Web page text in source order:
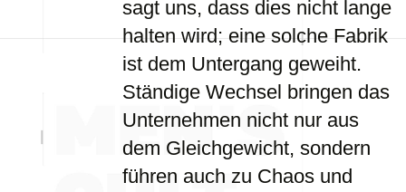
sagt uns, dass dies nicht lange
halten wird; eine solche Fabrik
ist dem Untergang geweiht.
Ständige Wechsel bringen das
Unternehmen nicht nur aus
dem Gleichgewicht, sondern
führen auch zu Chaos und